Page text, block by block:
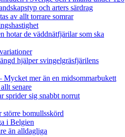
och arters särdrag
av allt torrare somrar
hotar de väddnätfjärilar som ska
hjälper svingelgräsfjärilens
Mycket mer än en midsommarbukett
senare
sprider sig snabbt norrut
större bomullsskörd
i Belgien
än alldagliga